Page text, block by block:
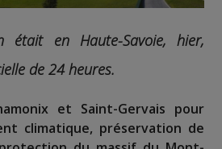
était en Haute-Savoie, hier,
de 24 heures.
et Saint-Gervais pour
climatique, préservation de